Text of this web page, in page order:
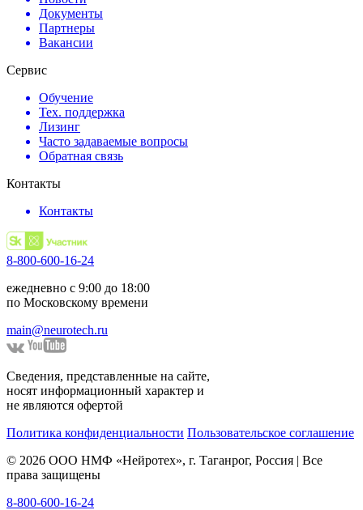
Документы
Партнеры
Вакансии
Сервис
Обучение
Тех. поддержка
Лизинг
Часто задаваемые вопросы
Обратная связь
Контакты
Контакты
8-800-600-16-24
ежедневно с 9:00 до 18:00
по Московскому времени
main@neurotech.ru
Сведения, представленные на сайте,
носят информационный характер и
не являются офертой
Политика конфиденциальности Пользовательское соглашение
© 2026 ООО НМФ «Нейротех», г. Таганрог, Россия | Все
права защищены
8-800-600-16-24